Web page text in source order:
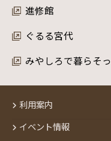
進修館
ぐるる宮代
みやしろで暮らそっ
利用案内
イベント情報